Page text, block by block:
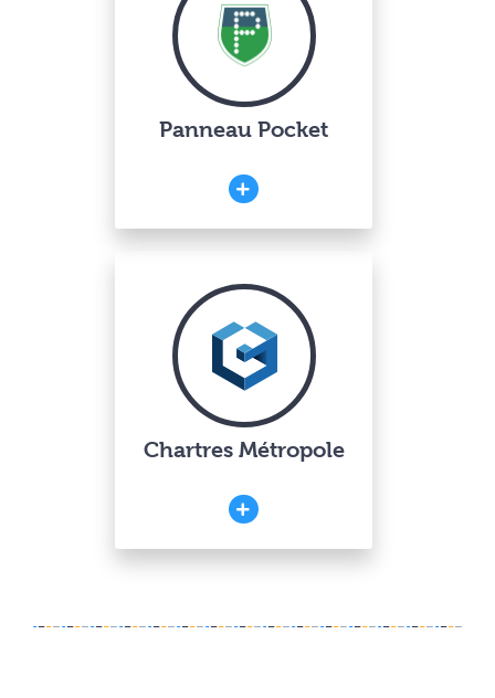
Panneau Pocket
Chartres Métropole